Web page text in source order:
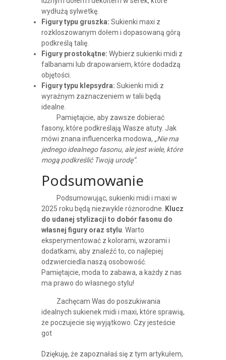
wydłużą sylwetkę.
Figury typu gruszka: Sukienki maxi z
rozkloszowanym dołem i dopasowaną górą
podkreślą talię.
Figury prostokątne: Wybierz sukienki midi z
falbanami lub drapowaniem, które dodadzą
objętości.
Figury typu klepsydra: Sukienki midi z
wyraźnym zaznaczeniem w talii będą
idealne.
Pamiętajcie, aby zawsze dobierać
fasony, które podkreślają Wasze atuty. Jak
mówi znana influencerka modowa, „Nie ma
jednego idealnego fasonu, ale jest wiele, które
mogą podkreślić Twoją urodę”.
Podsumowanie
Podsumowując, sukienki midi i maxi w
2025 roku będą niezwykle różnorodne. Klucz
do udanej stylizacji to dobór fasonu do
własnej figury oraz stylu. Warto
eksperymentować z kolorami, wzorami i
dodatkami, aby znaleźć to, co najlepiej
odzwierciedla naszą osobowość.
Pamiętajcie, moda to zabawa, a każdy z nas
ma prawo do własnego stylu!
Zachęcam Was do poszukiwania
idealnych sukienek midi i maxi, które sprawią,
że poczujecie się wyjątkowo. Czy jesteście
got
Dziękuję, że zapoznałaś się z tym artykułem,